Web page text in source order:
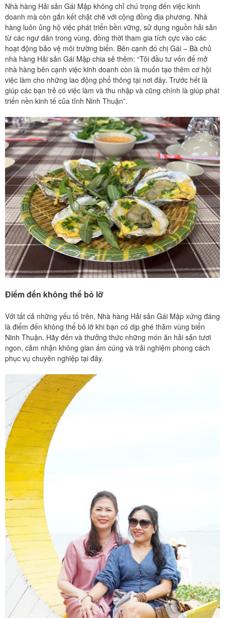
Nhà hàng Hải sản Gái Mập không chỉ chú trọng đến việc kinh
doanh mà còn gắn kết chặt chẽ với cộng đồng địa phương. Nhà
hàng luôn ủng hộ việc phát triển bền vững, sử dụng nguồn hải sản
từ các ngư dân trong vùng, đồng thời tham gia tích cực vào các
hoạt động bảo vệ môi trường biển. Bên cạnh đó chị Gái – Bà chủ
nhà hàng Hải sản Gái Mập chia sẻ thêm: “Tôi đầu tư vốn để mở
nhà hàng bên cạnh việc kinh doanh còn là muốn tạo thêm cơ hội
việc làm cho những lao động phổ thông tại nơi đây. Trước hết là
giúp các bạn trẻ có việc làm và thu nhập và cũng chính là giúp phát
triển nền kinh tế của tỉnh Ninh Thuận”.
Điểm đến không thể bỏ lỡ
Với tất cả những yếu tố trên, Nhà hàng Hải sản Gái Mập xứng đáng
là điểm đến không thể bỏ lỡ khi bạn có dịp ghé thăm vùng biển
Ninh Thuận. Hãy đến và thưởng thức những món ăn hải sản tươi
ngon, cảm nhận không gian ấm cúng và trải nghiệm phong cách
phục vụ chuyên nghiệp tại đây.